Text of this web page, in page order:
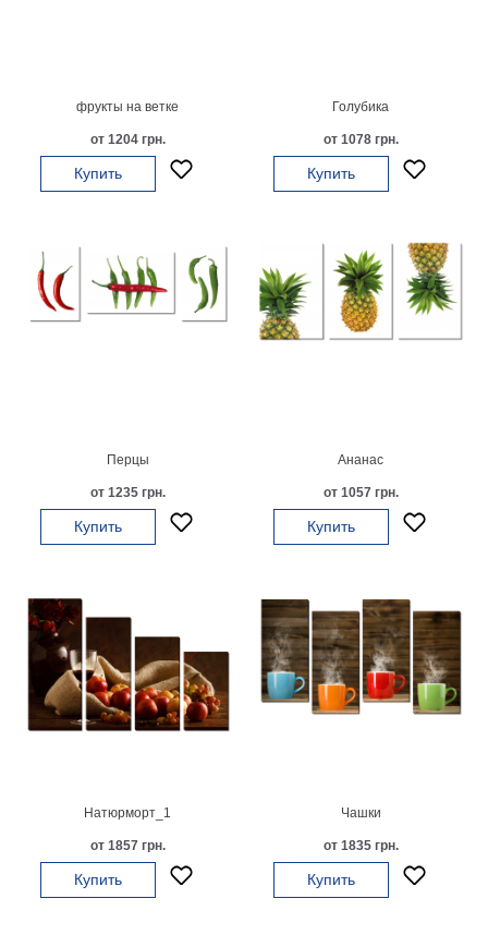
Посмотреть
Услуги
Багетная
холсте
размеров
Наши
работы
фрукты на ветке
от 1204 грн.
Купить
Голубика
от 1078 грн.
Купить
Перцы
от 1235 грн.
Купить
Ананас
от 1057 грн.
Купить
Натюрморт_1
от 1857 грн.
Купить
Чашки
от 1835 грн.
Купить